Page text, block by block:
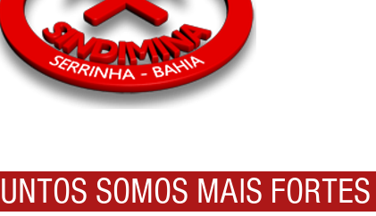
SOMOS MAIS FORTES